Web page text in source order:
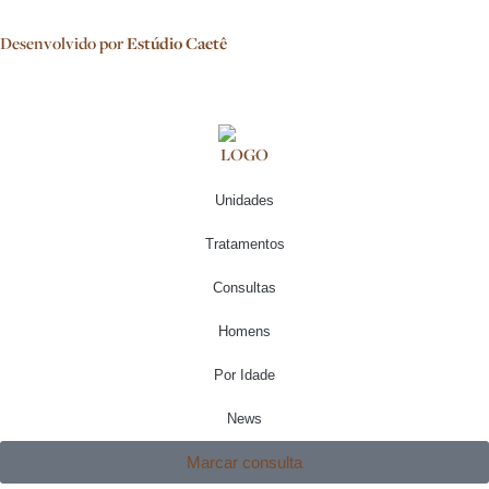
Desenvolvido porEstúdio Caetê
Unidades
Tratamentos
Consultas
Homens
Por Idade
News
Marcar consulta